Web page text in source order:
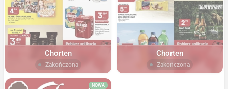
Chorten
Zakończona
Chorten
Zakończona
NOWA